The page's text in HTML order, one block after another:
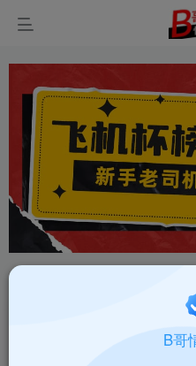
国产谜姬Mizzzee桥本
高刺激电动飞机杯评测
B哥